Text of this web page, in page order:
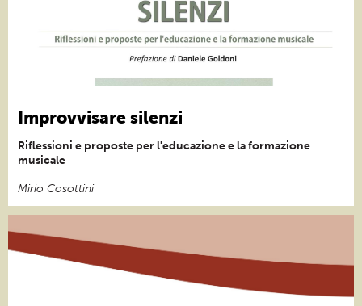
Improvvisare silenzi
Riflessioni e proposte per l'educazione e la formazione
musicale
Mirio Cosottini